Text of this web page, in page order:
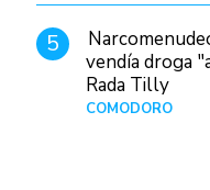
5
vendía droga
Rada Tilly
COMODORO